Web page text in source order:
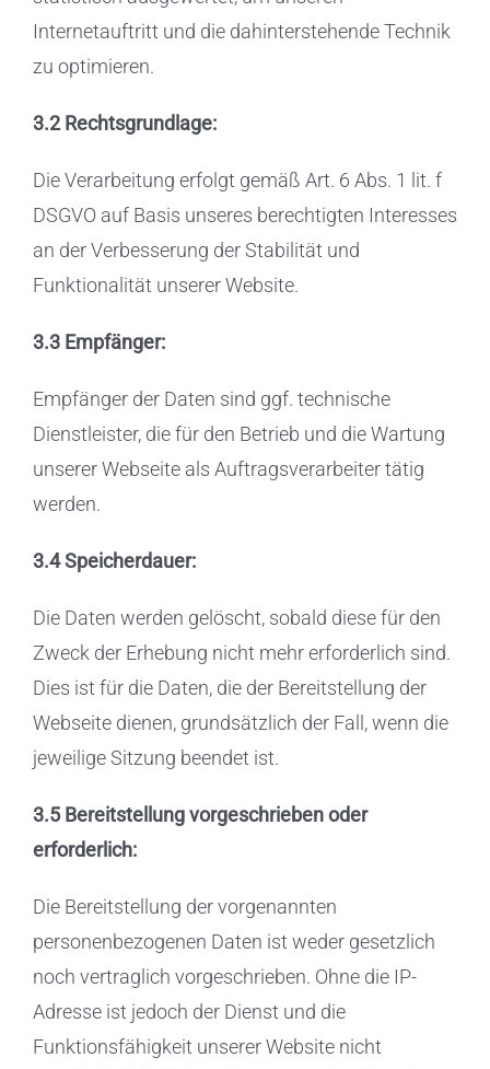
Internetauftritt und die dahinterstehende Technik
zu optimieren.
3.2 Rechtsgrundlage:
Die Verarbeitung erfolgt gemäß Art. 6 Abs. 1 lit. f
DSGVO auf Basis unseres berechtigten Interesses
an der Verbesserung der Stabilität und
Funktionalität unserer Website.
3.3 Empfänger:
Empfänger der Daten sind ggf. technische
Dienstleister, die für den Betrieb und die Wartung
unserer Webseite als Auftragsverarbeiter tätig
werden.
3.4 Speicherdauer:
Die Daten werden gelöscht, sobald diese für den
Zweck der Erhebung nicht mehr erforderlich sind.
Dies ist für die Daten, die der Bereitstellung der
Webseite dienen, grundsätzlich der Fall, wenn die
jeweilige Sitzung beendet ist.
3.5 Bereitstellung vorgeschrieben oder
erforderlich:
Die Bereitstellung der vorgenannten
personenbezogenen Daten ist weder gesetzlich
noch vertraglich vorgeschrieben. Ohne die IP-
Adresse ist jedoch der Dienst und die
Funktionsfähigkeit unserer Website nicht